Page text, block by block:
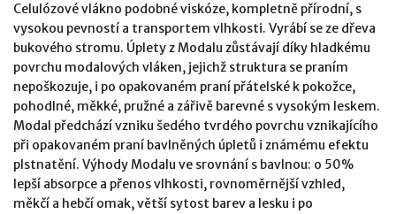
Celulózové vlákno podobné viskóze, kompletně přírodní, s
vysokou pevností a transportem vlhkosti. Vyrábí se ze dřeva
bukového stromu. Úplety z Modalu zůstávají díky hladkému
povrchu modalových vláken, jejichž struktura se praním
nepoškozuje, i po opakovaném praní přátelské k pokožce,
pohodlné, měkké, pružné a zářivě barevné s vysokým leskem.
Modal předchází vzniku šedého tvrdého povrchu vznikajícího
při opakovaném praní bavlněných úpletů i známému efektu
plstnatění. Výhody Modalu ve srovnání s bavlnou: o 50%
lepší absorpce a přenos vlhkosti, rovnoměrnější vzhled,
měkčí a hebčí omak, větší sytost barev a lesku i po